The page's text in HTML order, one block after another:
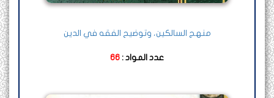
منهج السالكين، وتوضيح الفقه في الدين
عدد المواد : 66